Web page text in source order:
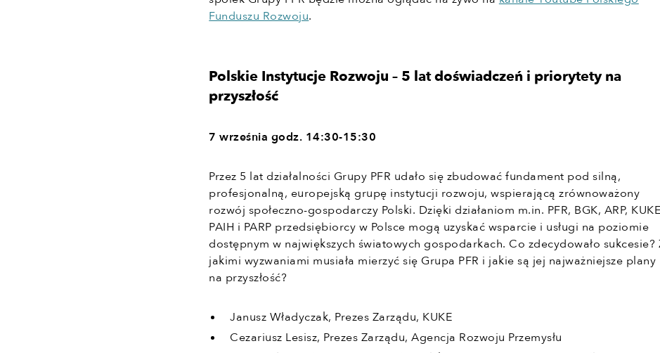
Funduszu Rozwoju.
Polskie Instytucje Rozwoju – 5 lat doświadczeń i priorytety na
przyszłość
7 września godz. 14:30-15:30
Przez 5 lat działalności Grupy PFR udało się zbudować fundament pod silną,
profesjonalną, europejską grupę instytucji rozwoju, wspierającą zrównoważony
rozwój społeczno-gospodarczy Polski. Dzięki działaniom m.in. PFR, BGK, ARP,
PAIH i PARP przedsiębiorcy w Polsce mogą uzyskać wsparcie i usługi na poziomie
dostępnym w największych światowych gospodarkach. Co zdecydowało sukcesie?
jakimi wyzwaniami musiała mierzyć się Grupa PFR i jakie są jej najważniejsze plany
na przyszłość?
Janusz Władyczak, Prezes Zarządu, KUKE
Cezariusz Lesisz, Prezes Zarządu, Agencja Rozwoju Przemysłu